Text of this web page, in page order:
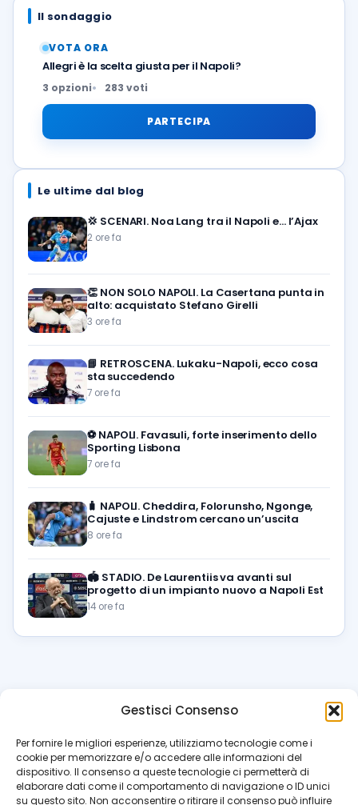
Gestisci Consenso
Per fornire le migliori esperienze, utilizziamo tecnologie come i
cookie per memorizzare e/o accedere alle informazioni del
dispositivo. Il consenso a queste tecnologie ci permetterà di
elaborare dati come il comportamento di navigazione o ID unici
su questo sito. Non acconsentire o ritirare il consenso può influire
Il sondaggio
VOTA ORA
Allegri è la scelta giusta per il Napoli?
3 opzioni 283 voti
PARTECIPA
Le ultime dal blog
💢 SCENARI. Noa Lang tra il Napoli e… l’Ajax
2 ore fa
👏 NON SOLO NAPOLI. La Casertana punta in
alto: acquistato Stefano Girelli
3 ore fa
📘 RETROSCENA. Lukaku-Napoli, ecco cosa
sta succedendo
7 ore fa
⚽️ NAPOLI. Favasuli, forte inserimento dello
Sporting Lisbona
7 ore fa
🧳 NAPOLI. Cheddira, Folorunsho, Ngonge,
Cajuste e Lindstrom cercano un’uscita
8 ore fa
🏟️ STADIO. De Laurentiis va avanti sul
progetto di un impianto nuovo a Napoli Est
14 ore fa
azzurrissimo.it
Il blog di riferimento per i tifosi del Napoli. News, interviste,
pagelle e calciomercato. Testata giornalistica registrata
al Tribunale di Napoli (n. 48 dell’08/10/2012). Direttore Luca